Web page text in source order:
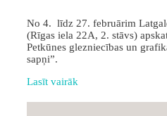
No 4. līdz 27. februārim
(Rīgas iela 22A, 2. stāvs)
Petkūnes glezniecības un
sapņi”.
Lasīt vairāk